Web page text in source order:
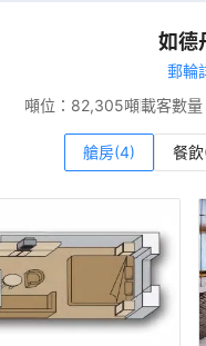
如德
郵輪
噸位： 82,305噸載客數量
艙房(4) 餐